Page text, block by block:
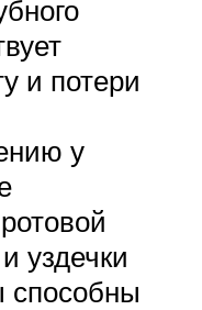
и потери
у
уздечки
способны